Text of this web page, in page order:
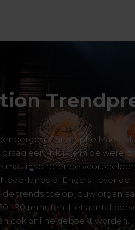
Christophe Maes,
een inkijkje in de wereld
inspirerende
of Engels - over de
trends toe op jouw
- 90 minuten. Het aantal
ook online geboekt worden.